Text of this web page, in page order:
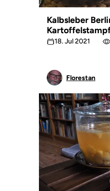
Kalbsleber
18. Jul 2021
Florestan